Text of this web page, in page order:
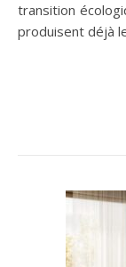
transition
produisent déjà